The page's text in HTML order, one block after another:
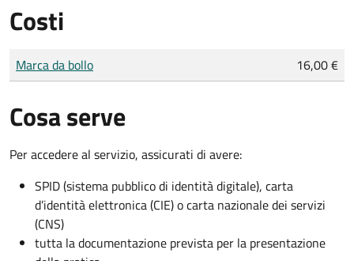
Costi
Tipo di pagamento
Importo
Marca da bollo 16,00 €
Cosa serve
Per accedere al servizio, assicurati di avere:
SPID (sistema pubblico di identità digitale), carta
d’identità elettronica (CIE) o carta nazionale dei servizi
(CNS)
tutta la documentazione prevista per la presentazione